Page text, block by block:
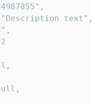
text",